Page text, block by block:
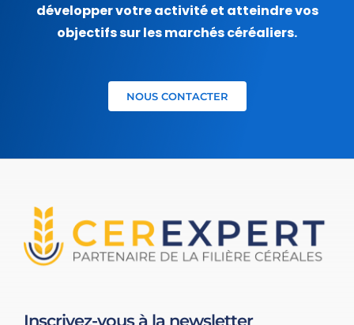
développer votre activité et atteindre vos
objectifs sur les marchés céréaliers.
NOUS CONTACTER
Inscrivez-vous à la newsletter